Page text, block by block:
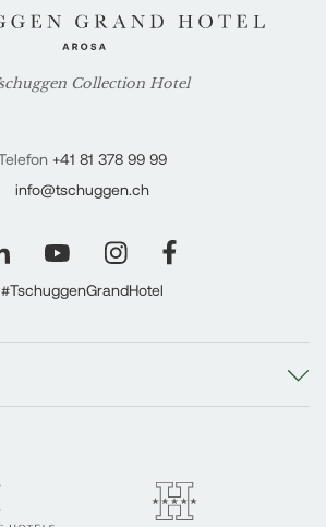
+41 81 378 99 99
info@tschuggen.ch
Collection Hotel
#TschuggenGrandHotel